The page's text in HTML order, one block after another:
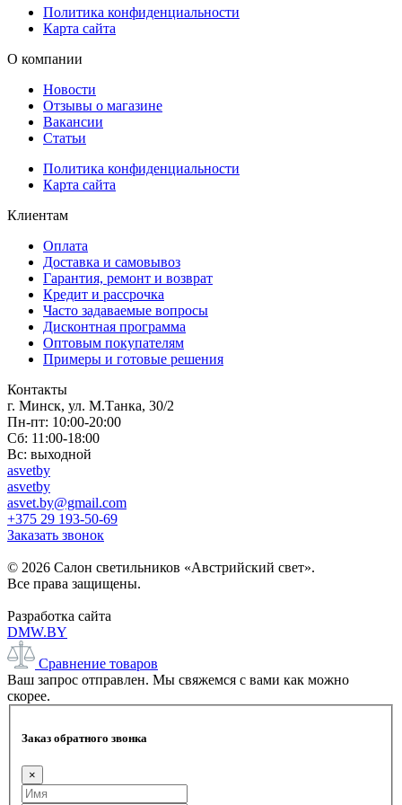
Политика конфиденциальности
Карта сайта
О компании
Новости
Отзывы о магазине
Вакансии
Статьи
Политика конфиденциальности
Карта сайта
Клиентам
Оплата
Доставка и самовывоз
Гарантия, ремонт и возврат
Кредит и рассрочка
Часто задаваемые вопросы
Дисконтная программа
Оптовым покупателям
Примеры и готовые решения
Контакты
г. Минск, ул. М.Танка, 30/2
Пн-пт: 10:00-20:00
Сб: 11:00-18:00
Вс: выходной
asvetby
asvetby
asvet.by@gmail.com
+375 29 193-50-69
Заказать звонок
© 2026 Салон светильников «Австрийский свет».
Все права защищены.
Разработка сайта
DMW.BY
Сравнение товаров
Ваш запрос отправлен. Мы свяжемся с вами как можно
скорее.
Заказ обратного звонка
×